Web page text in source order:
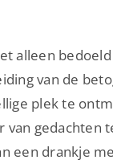
alleen
van de
plek te
van gedachten
een drankje